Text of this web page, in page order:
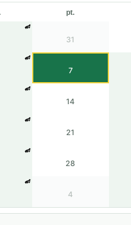
pt.
31
7
14
21
28
4